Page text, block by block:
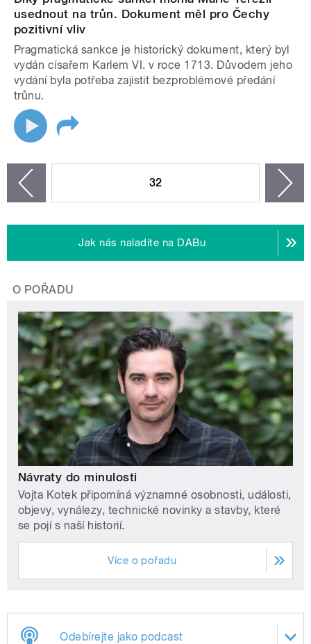
usednout na trůn. Dokument měl pro Čechy
pozitivní vliv
Pragmatická sankce je historický dokument, který byl
vydán císařem Karlem VI. v roce 1713. Důvodem jeho
vydání byla potřeba zajistit bezproblémové předání
trůnu.
32
Jak nás naladíte na DABu
O POŘADU
Návraty do minulosti
Vojta Kotek připomíná významné osobnosti, události,
objevy, vynálezy, technické novinky a stavby, které
se pojí s naší historií.
Více o pořadu
Odebírejte jako podcast